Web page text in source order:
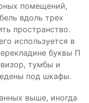
помещений,
вдоль трех
пространство.
используется в
буквы П
тумбы и
под шкафы.
выше, иногда